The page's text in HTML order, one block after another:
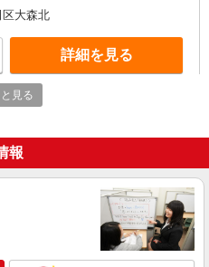
1,700円×1日8時間×月20日の場合
月収：272,000円 ※給与幅は経験・能力による
大森北
詳細を見る
円〜1,700円 ＜交通費全額別途支
は経験・能力による
詳細を見る
見る
報